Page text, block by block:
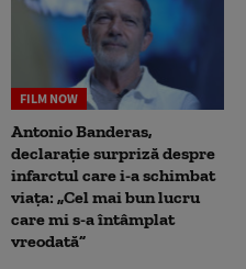
FILM NOW
Antonio Banderas,
declarație surpriză despre
infarctul care i-a schimbat
viața: „Cel mai bun lucru
care mi s-a întâmplat
vreodată”